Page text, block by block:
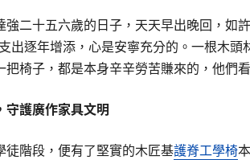
強二十五六歲的日子，天天早出晚回，如
出逐年增添，心是安寧充分的。一根木
把椅子，都是本身辛辛勞苦賺來的，他們
守護廣作家具文明
徒階段，便有了堅實的木匠基護脊工學椅